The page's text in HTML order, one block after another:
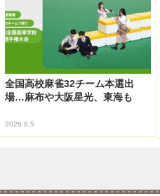
全国高校麻雀32チーム本選出
場…麻布や大阪星光、東海も
2026.8.5